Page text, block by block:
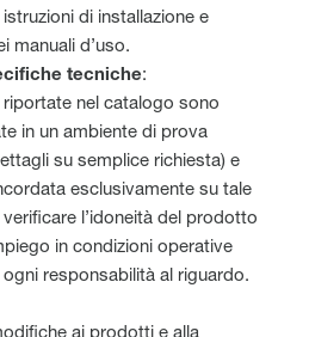
di installazione e
manuali d’uso.
tecniche:
nel catalogo sono
in un ambiente di prova
su semplice richiesta) e
esclusivamente su tale
l’idoneità del prodotto
in condizioni operative
responsabilità al riguardo.